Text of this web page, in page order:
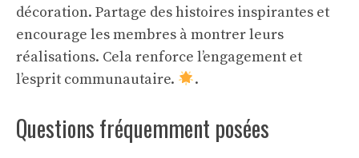
décoration. Partage des histoires inspirantes et
encourage les membres à montrer leurs
réalisations. Cela renforce l’engagement et
l’esprit communautaire.
.
Questions fréquemment posées